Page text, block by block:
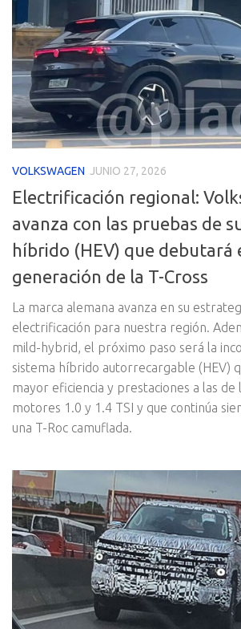
VOLKSWAGEN JUNIO 27, 2026
Electrificación regional:
avanza con las pruebas de
híbrido (HEV) que debutará
generación de la T-Cross
La marca alemana avanza en su
electrificación para nuestra región.
mild-hybrid, el próximo paso será la
sistema híbrido autorrecargable (HEV)
mayor eficiencia y prestaciones a las de
motores 1.0 y 1.4 TSI y que continúa
una T-Roc camuflada.